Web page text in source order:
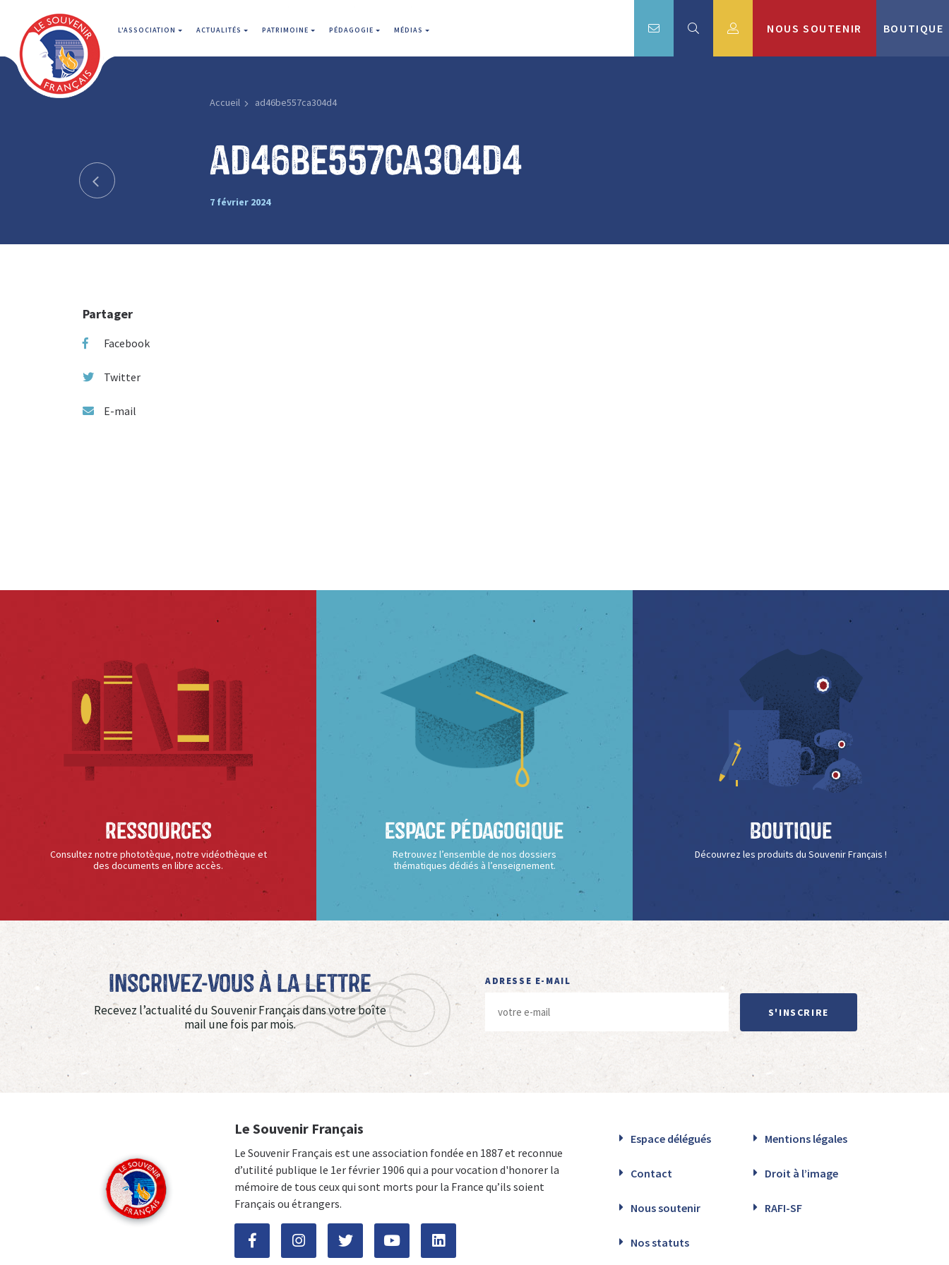
L'ASSOCIATION ACTUALITÉS PATRIMOINE PÉDAGOGIE MÉDIAS NOUS SOUTENIR BOUTIQUE
Accueil ad46be557ca304d4
ad46be557ca304d4
7 février 2024
Partager
Facebook
Twitter
E-mail
Ressources
Consultez notre phototèque, notre vidéothèque et
des documents en libre accès.
Espace Pédagogique
Retrouvez l’ensemble de nos dossiers
thématiques dédiés à l’enseignement.
Boutique
Découvrez les produits du Souvenir Français !
Inscrivez-vous à La Lettre
Recevez l’actualité du Souvenir Français dans votre boîte
mail une fois par mois.
ADRESSE E-MAIL
S'INSCRIRE
Le Souvenir Français
Le Souvenir Français est une association fondée en 1887 et reconnue
d’utilité publique le 1er février 1906 qui a pour vocation d'honorer la
mémoire de tous ceux qui sont morts pour la France qu’ils soient
Français ou étrangers.
Espace délégués Mentions légales
Contact Droit à l’image
Nous soutenir RAFI-SF
Nos statuts